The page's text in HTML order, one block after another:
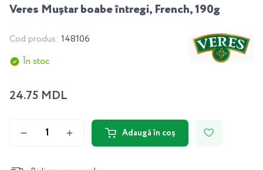
Veres Muștar boabe întregi, French, 190g
Cod produs: 148106
În stoc
24.75 MDL
Adaugă în coș